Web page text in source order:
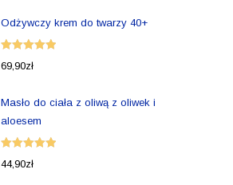
Odżywczy krem do twarzy 40+
Oceniono
69,90zł
Masło do ciała z oliwą z oliwek i
aloesem
Oceniono
44,90zł